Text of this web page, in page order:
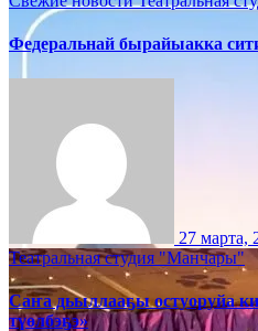
Федеральнай бырайыакка
27 марта,
Театральная студия "Манчары"
Саҥа дьыллааҕы остуоруйа
түөлбэҕэ»